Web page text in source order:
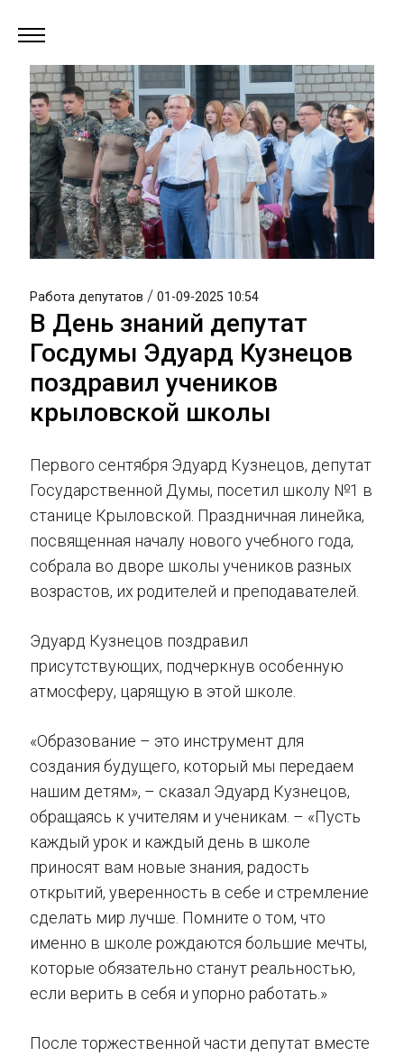
Работа депутатов / 01-09-2025 10:54
В День знаний депутат
Госдумы Эдуард Кузнецов
поздравил учеников
крыловской школы
Первого сентября Эдуард Кузнецов, депутат
Государственной Думы, посетил школу №1 в
станице Крыловской. Праздничная линейка,
посвященная началу нового учебного года,
собрала во дворе школы учеников разных
возрастов, их родителей и преподавателей.
Эдуард Кузнецов поздравил
присутствующих, подчеркнув особенную
атмосферу, царящую в этой школе.
«Образование – это инструмент для
создания будущего, который мы передаем
нашим детям», – сказал Эдуард Кузнецов,
обращаясь к учителям и ученикам. – «Пусть
каждый урок и каждый день в школе
приносят вам новые знания, радость
открытий, уверенность в себе и стремление
сделать мир лучше. Помните о том, что
именно в школе рождаются большие мечты,
которые обязательно станут реальностью,
если верить в себя и упорно работать.»
После торжественной части депутат вместе